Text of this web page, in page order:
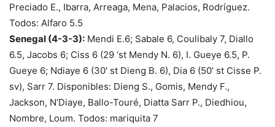
Preciado E., Ibarra, Arreaga, Mena, Palacios, Rodríguez.
Todos: Alfaro 5.5
Senegal (4-3-3): Mendi E.6; Sabale 6, Coulibaly 7, Diallo
6.5, Jacobs 6; Ciss 6 (29 ‘st Mendy N. 6), I. Gueye 6.5, P.
Gueye 6; Ndiaye 6 (30′ st Dieng B. 6), Dia 6 (50’ st Cisse P.
sv), Sarr 7. Disponibles: Dieng S., Gomis, Mendy F.,
Jackson, N’Diaye, Ballo-Touré, Diatta Sarr P., Diedhiou,
Nombre, Loum. Todos: mariquita 7